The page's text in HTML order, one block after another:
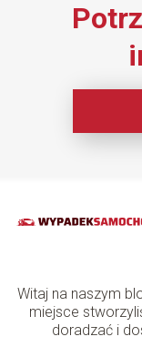
Witaj na naszym
miejsce
doradzać i